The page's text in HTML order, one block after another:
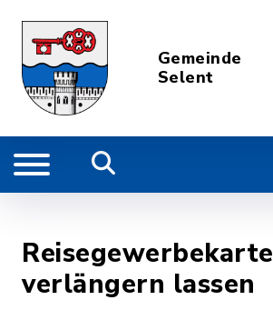
Gemeinde
Selent
Reisegewerbekarte
verlängern lassen